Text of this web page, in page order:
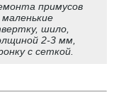
примусов
шило,
2-3 мм,
с сеткой.